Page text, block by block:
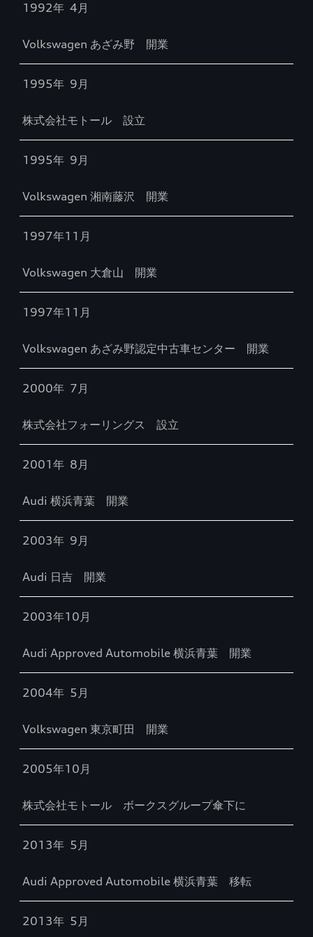
1992年 4月
Volkswagen あざみ野 開業
1995年 9月
株式会社モトール 設立
1995年 9月
Volkswagen 湘南藤沢 開業
1997年11月
Volkswagen 大倉山 開業
1997年11月
Volkswagen あざみ野認定中古車センター 開業
2000年 7月
株式会社フォーリングス 設立
2001年 8月
Audi 横浜青葉 開業
2003年 9月
Audi 日吉 開業
2003年10月
Audi Approved Automobile 横浜青葉 開業
2004年 5月
Volkswagen 東京町田 開業
2005年10月
株式会社モトール ボークスグループ傘下に
2013年 5月
Audi Approved Automobile 横浜青葉 移転
2013年 5月